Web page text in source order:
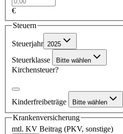
€
Steuern
Steuerjahr 2025
Steuerklasse Bitte wählen
Kirchensteuer?
Kinderfreibeträge Bitte wählen
Krankenversicherung
mtl. KV Beitrag (PKV, sonstige)